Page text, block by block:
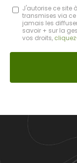
Message
J'autorise ce site
transmises via
jamais les
savoir + sur la
vos droits,
Acceptation